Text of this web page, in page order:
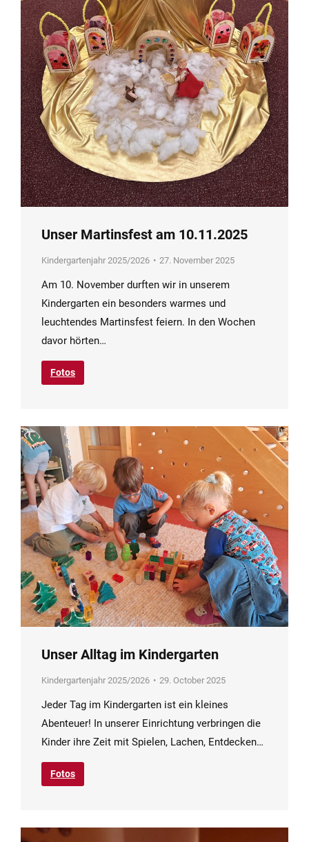
Unser Martinsfest am 10.11.2025
Kindergartenjahr 2025/2026 27. November 2025
Am 10. November durften wir in unserem
Kindergarten ein besonders warmes und
leuchtendes Martinsfest feiern. In den Wochen
davor hörten…
Fotos
Unser Alltag im Kindergarten
Kindergartenjahr 2025/2026 29. October 2025
Jeder Tag im Kindergarten ist ein kleines
Abenteuer! In unserer Einrichtung verbringen die
Kinder ihre Zeit mit Spielen, Lachen, Entdecken…
Fotos